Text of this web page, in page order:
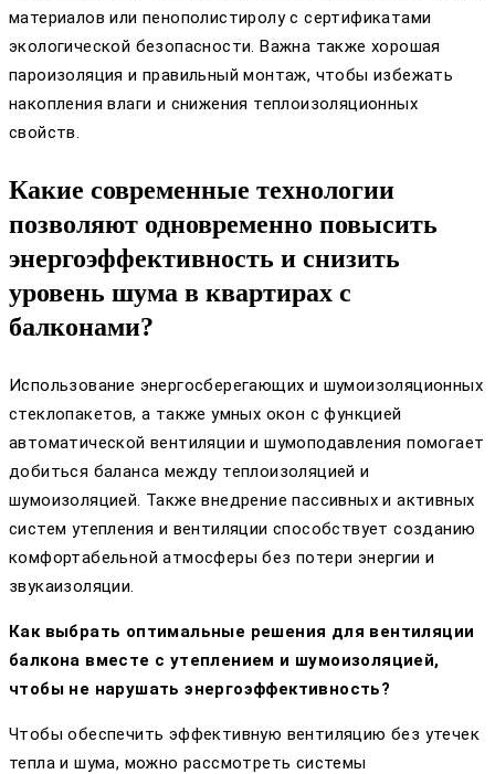
материалов или пенополистиролу с сертификатами
экологической безопасности. Важна также хорошая
пароизоляция и правильный монтаж, чтобы избежать
накопления влаги и снижения теплоизоляционных
свойств.
Какие современные технологии
позволяют одновременно повысить
энергоэффективность и снизить
уровень шума в квартирах с
балконами?
Использование энергосберегающих и шумоизоляционных
стеклопакетов, а также умных окон с функцией
автоматической вентиляции и шумоподавления помогает
добиться баланса между теплоизоляцией и
шумоизоляцией. Также внедрение пассивных и активных
систем утепления и вентиляции способствует созданию
комфортабельной атмосферы без потери энергии и
звукаизоляции.
Как выбрать оптимальные решения для вентиляции
балкона вместе с утеплением и шумоизоляцией,
чтобы не нарушать энергоэффективность?
Чтобы обеспечить эффективную вентиляцию без утечек
тепла и шума, можно рассмотреть системы